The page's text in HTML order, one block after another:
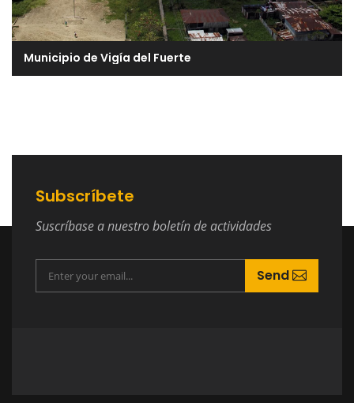
Municipio de Vigía del Fuerte
Subscríbete
Suscríbase a nuestro boletín de actividades
Send